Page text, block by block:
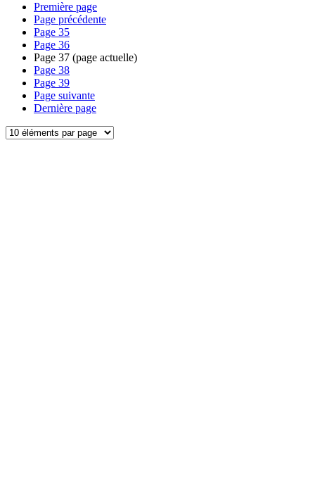
Première page
Page précédente
Page 35
Page 36
Page 37 (page actuelle)
Page 38
Page 39
Page suivante
Dernière page